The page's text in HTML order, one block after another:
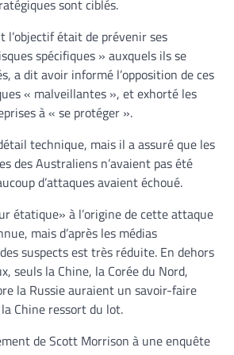
sont ciblés.
l’objectif était de prévenir ses
spécifiques » auxquels ils se
a dit avoir informé l’opposition de ces
« malveillantes », et exhorté les
à « se protéger ».
technique, mais il a assuré que les
des Australiens n’avaient pas été
d’attaques avaient échoué.
étatique» à l’origine de cette attaque
mais d’après les médias
suspects est très réduite. En dehors
seuls la Chine, la Corée du Nord,
la Russie auraient un savoir-faire
Chine ressort du lot.
de Scott Morrison à une enquête